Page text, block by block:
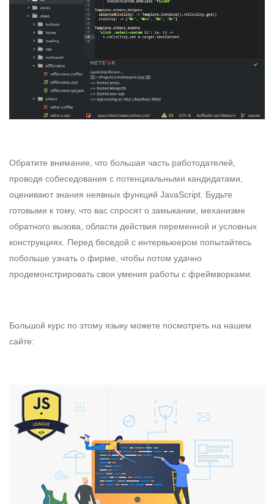
Обратите внимание, что большая часть работодателей,
проводя собеседования с потенциальными кандидатами,
оценивают знания неявных функций JavaScript. Будьте
готовыми к тому, что вас спросят о замыкании, механизме
обратного вызова, области действия переменной и условных
конструкциях. Перед беседой с интервьюером попытайтесь
побольше узнать о фирме, чтобы потом удачно
продемонстрировать свои умения работы с фреймворками.
Большой курс по этому языку можете посмотреть на нашем
сайте: